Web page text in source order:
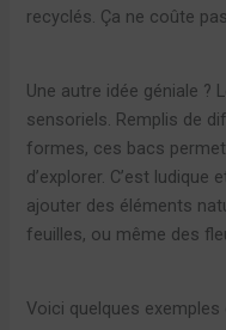
recyclés. Ça ne coûte
Une autre idée géniale ?
sensoriels. Remplis de
formes, ces bacs
d’explorer. C’est
ajouter des éléments
feuilles, ou même des
Voici quelques